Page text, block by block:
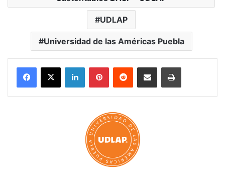
UDLAP
Universidad de las Américas Puebla
LinkedInPinterestReddit Share via Email Print